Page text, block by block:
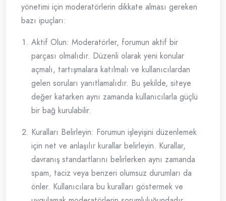
yönetimi için moderatörlerin dikkate alması gereken
bazı ipuçları:
Aktif Olun: Moderatörler, forumun aktif bir
parçası olmalıdır. Düzenli olarak yeni konular
açmalı, tartışmalara katılmalı ve kullanıcılardan
gelen soruları yanıtlamalıdır. Bu şekilde, siteye
değer katarken aynı zamanda kullanıcılarla güçlü
bir bağ kurulabilir.
Kuralları Belirleyin: Forumun işleyişini düzenlemek
için net ve anlaşılır kurallar belirleyin. Kurallar,
davranış standartlarını belirlerken aynı zamanda
spam, taciz veya benzeri olumsuz durumları da
önler. Kullanıcılara bu kuralları göstermek ve